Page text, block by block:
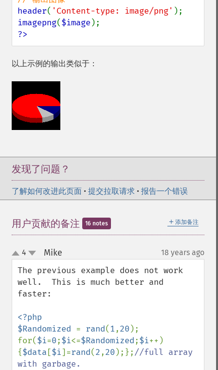
header( 'Content-type: image/png'
imagepng($image
?>
以上示例的输出类似于：
发现了问题？
了解如何改进此页面 • 提交拉取请求 • 报告一个错误
＋ 添加备注
用户贡献的备注 16 notes
up
down
4 Mike 18 years ago
The previous example does not work
well.  This is much better and
faster:
<?php
$Randomized = rand(1,20 );
for($i=0;$i<=$Randomized;$i++)
{$data [$i]=rand(2,20 );};//full array